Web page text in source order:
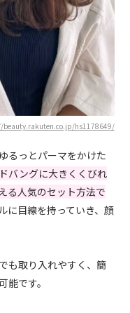
hs1178649/
るっとパーマをかけた
バングに大きくくびれ
る人気のセット方法で
に目線を持っていき、顔
も取り入れやすく、簡
です。